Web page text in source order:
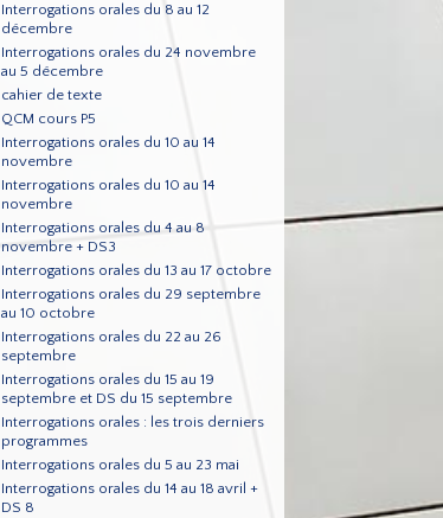
Interrogations orales du 8 au 12
décembre
Interrogations orales du 24 novembre
au 5 décembre
cahier de texte
QCM cours P5
Interrogations orales du 10 au 14
novembre
Interrogations orales du 10 au 14
novembre
Interrogations orales du 4 au 8
novembre + DS3
Interrogations orales du 13 au 17 octobre
Interrogations orales du 29 septembre
au 10 octobre
Interrogations orales du 22 au 26
septembre
Interrogations orales du 15 au 19
septembre et DS du 15 septembre
Interrogations orales : les trois derniers
programmes
Interrogations orales du 5 au 23 mai
Interrogations orales du 14 au 18 avril +
DS 8